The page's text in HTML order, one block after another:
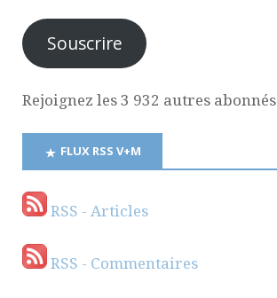
Souscrire
Rejoignez les 3 932 autres abonnés
FLUX RSS V+M
RSS - Articles
RSS - Commentaires